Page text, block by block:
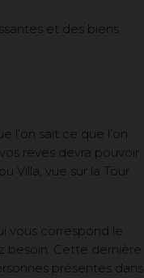
et des biens
l’on sait ce que l’on
rêves devra pouvoir
Villa, vue sur la Tour
vous correspond le
besoin. Cette dernière
présentes dans